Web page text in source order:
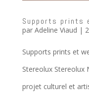
Supports prints
par Adeline Viaud |
Supports prints et
Stereolux Stereolux
projet culturel et